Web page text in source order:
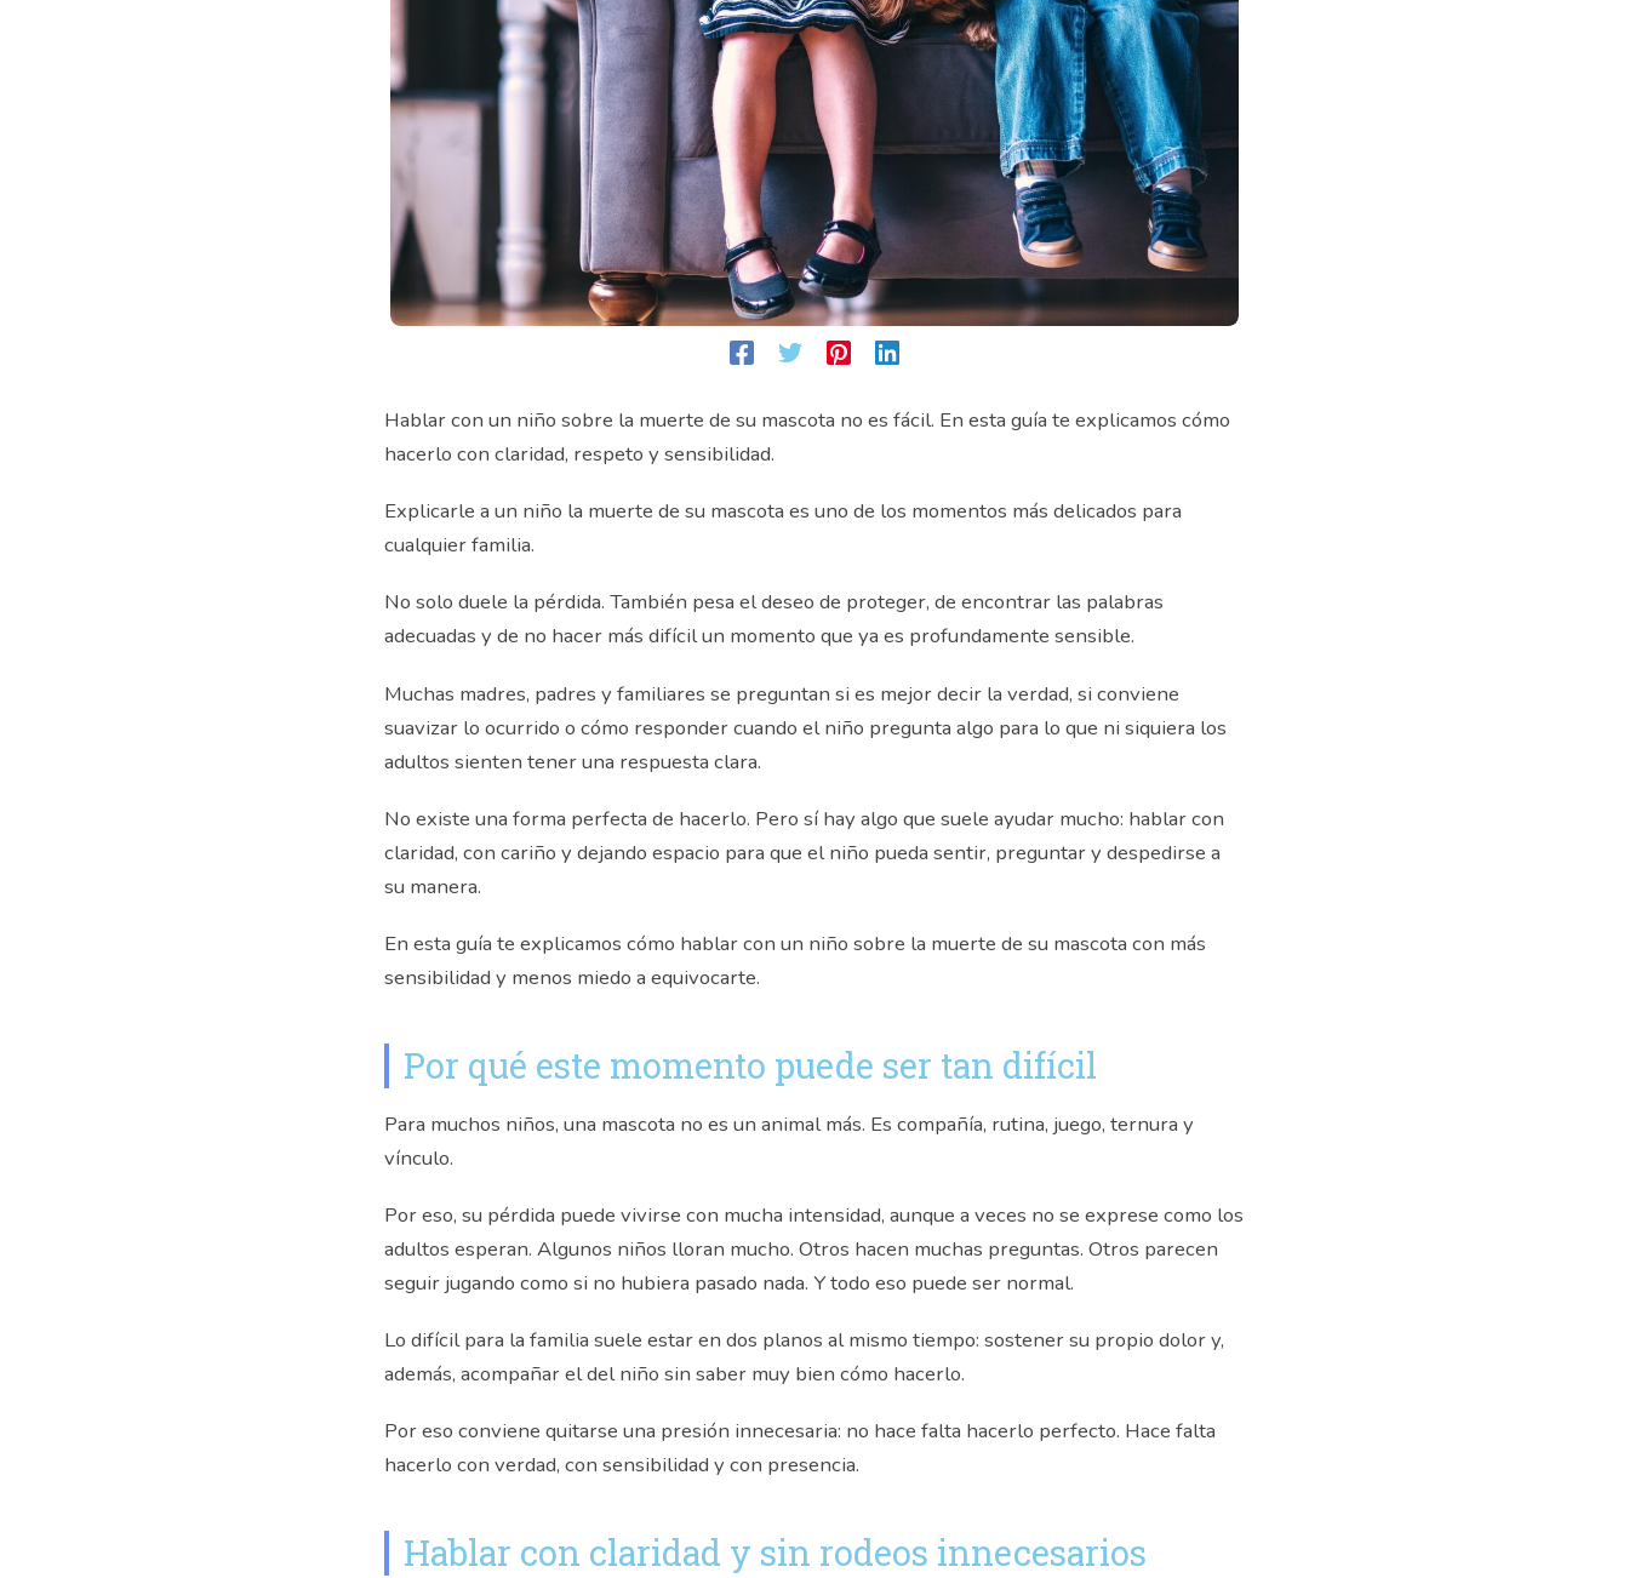
Hablar con un niño sobre la muerte de su mascota no es fácil. En esta guía te explicamos cómo
hacerlo con claridad, respeto y sensibilidad.
Explicarle a un niño la muerte de su mascota es uno de los momentos más delicados para
cualquier familia.
No solo duele la pérdida. También pesa el deseo de proteger, de encontrar las palabras
adecuadas y de no hacer más difícil un momento que ya es profundamente sensible.
Muchas madres, padres y familiares se preguntan si es mejor decir la verdad, si conviene
suavizar lo ocurrido o cómo responder cuando el niño pregunta algo para lo que ni siquiera los
adultos sienten tener una respuesta clara.
No existe una forma perfecta de hacerlo. Pero sí hay algo que suele ayudar mucho: hablar con
claridad, con cariño y dejando espacio para que el niño pueda sentir, preguntar y despedirse a
su manera.
En esta guía te explicamos cómo hablar con un niño sobre la muerte de su mascota con más
sensibilidad y menos miedo a equivocarte.
Por qué este momento puede ser tan difícil
Para muchos niños, una mascota no es un animal más. Es compañía, rutina, juego, ternura y
vínculo.
Por eso, su pérdida puede vivirse con mucha intensidad, aunque a veces no se exprese como los
adultos esperan. Algunos niños lloran mucho. Otros hacen muchas preguntas. Otros parecen
seguir jugando como si no hubiera pasado nada. Y todo eso puede ser normal.
Lo difícil para la familia suele estar en dos planos al mismo tiempo: sostener su propio dolor y,
además, acompañar el del niño sin saber muy bien cómo hacerlo.
Por eso conviene quitarse una presión innecesaria: no hace falta hacerlo perfecto. Hace falta
hacerlo con verdad, con sensibilidad y con presencia.
Hablar con claridad y sin rodeos innecesarios